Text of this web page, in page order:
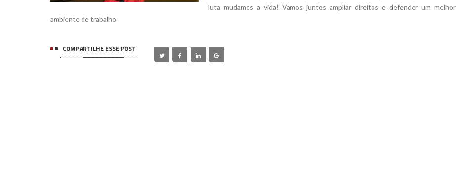
luta mudamos a vida! Vamos juntos ampliar direitos e defender um melhor
ambiente de trabalho
COMPARTILHE ESSE POST